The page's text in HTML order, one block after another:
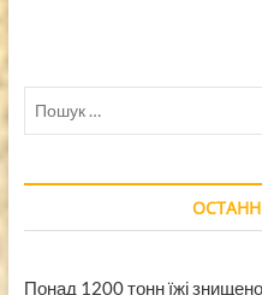
Понад 1200 тонн їжі